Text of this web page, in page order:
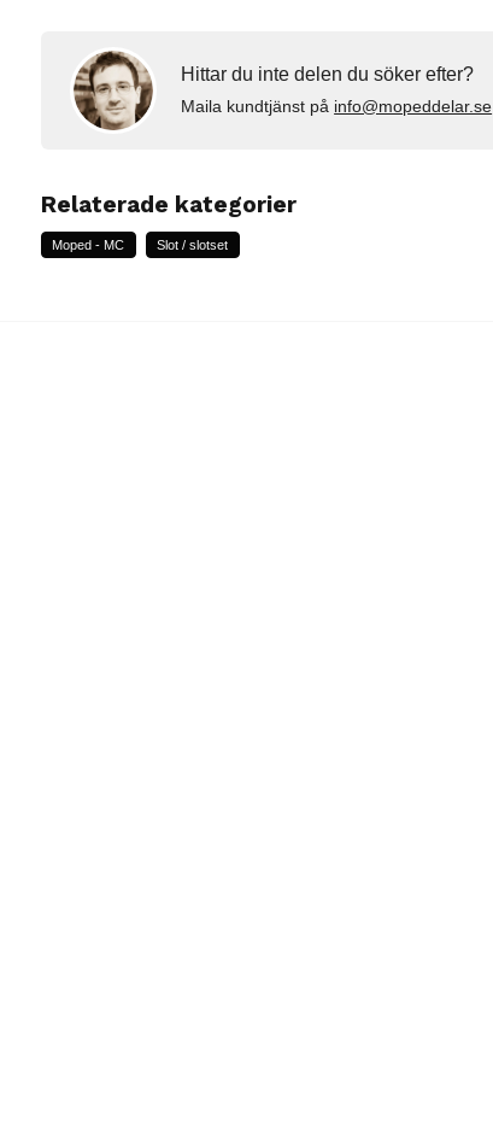
Hittar du inte delen du söker efter?
Maila kundtjänst på info@mopeddelar.se
Relaterade kategorier
Moped - MC Slot / slotset